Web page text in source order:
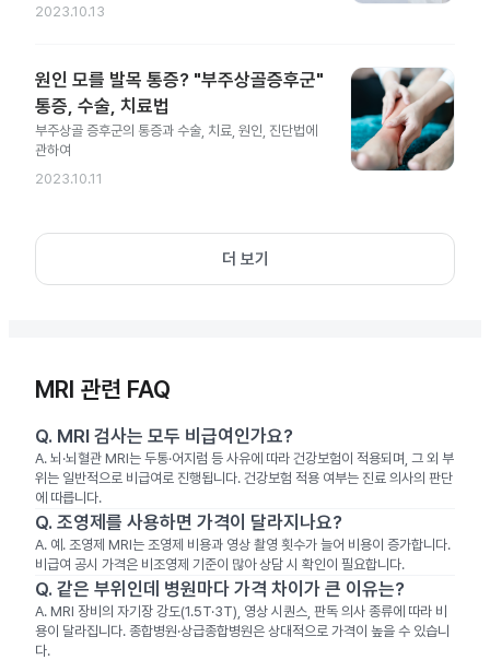
2023.10.13
원인 모를 발목 통증? "부주상골증후군"
통증, 수술, 치료법
부주상골 증후군의 통증과 수술, 치료, 원인, 진단법에
관하여
2023.10.11
더 보기
MRI 관련 FAQ
Q. MRI 검사는 모두 비급여인가요?
A. 뇌·뇌혈관 MRI는 두통·어지럼 등 사유에 따라 건강보험이 적용되며, 그 외 부
위는 일반적으로 비급여로 진행됩니다. 건강보험 적용 여부는 진료 의사의 판단
에 따릅니다.
Q. 조영제를 사용하면 가격이 달라지나요?
A. 예. 조영제 MRI는 조영제 비용과 영상 촬영 횟수가 늘어 비용이 증가합니다.
비급여 공시 가격은 비조영제 기준이 많아 상담 시 확인이 필요합니다.
Q. 같은 부위인데 병원마다 가격 차이가 큰 이유는?
A. MRI 장비의 자기장 강도(1.5T·3T), 영상 시퀀스, 판독 의사 종류에 따라 비
용이 달라집니다. 종합병원·상급종합병원은 상대적으로 가격이 높을 수 있습니
다.